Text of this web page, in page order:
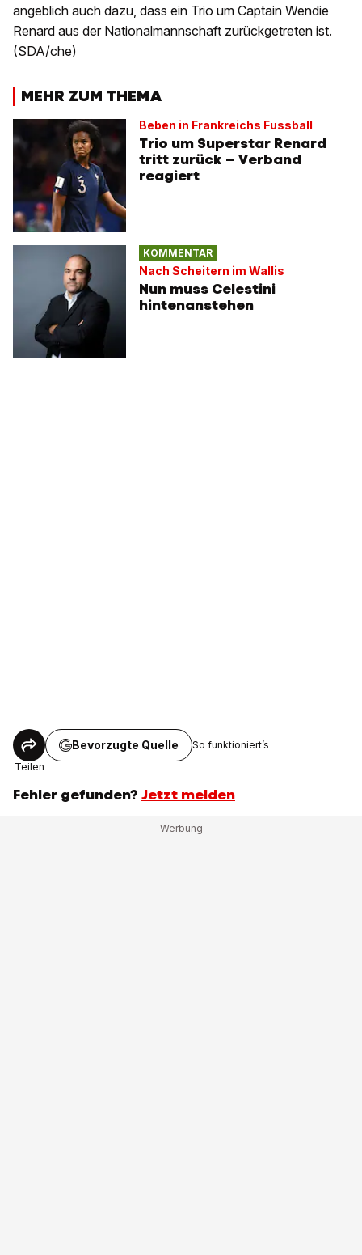
angeblich auch dazu, dass ein Trio um Captain Wendie
Renard aus der Nationalmannschaft zurückgetreten ist.
(SDA/che)
MEHR ZUM THEMA
Beben in Frankreichs Fussball
Trio um Superstar Renard
tritt zurück – Verband
reagiert
KOMMENTAR
Nach Scheitern im Wallis
Nun muss Celestini
hintenanstehen
Teilen
Bevorzugte Quelle So funktioniert’s
Fehler gefunden? Jetzt melden